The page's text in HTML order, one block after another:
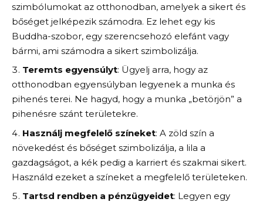
szimbólumokat az otthonodban, amelyek a sikert és
bőséget jelképezik számodra. Ez lehet egy kis
Buddha-szobor, egy szerencsehozó elefánt vagy
bármi, ami számodra a sikert szimbolizálja.
Teremts egyensúlyt: Ügyelj arra, hogy az
otthonodban egyensúlyban legyenek a munka és
pihenés terei. Ne hagyd, hogy a munka „betörjön” a
pihenésre szánt területekre.
Használj megfelelő színeket: A zöld szín a
növekedést és bőséget szimbolizálja, a lila a
gazdagságot, a kék pedig a karriert és szakmai sikert.
Használd ezeket a színeket a megfelelő területeken.
Tartsd rendben a pénzügyeidet: Legyen egy